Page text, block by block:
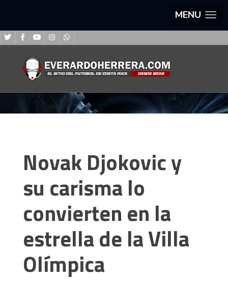
MENU
Novak Djokovic y
su carisma lo
convierten en la
estrella de la Villa
Olímpica